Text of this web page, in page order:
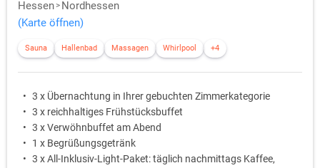
Hessen
Nordhessen
(Karte öffnen)
Sauna Hallenbad Massagen Whirlpool +4
3 x Übernachtung in Ihrer gebuchten Zimmerkategorie
3 x reichhaltiges Frühstücksbuffet
3 x Verwöhnbuffet am Abend
1 x Begrüßungsgetränk
3 x All-Inklusiv-Light-Paket: täglich nachmittags Kaffee,